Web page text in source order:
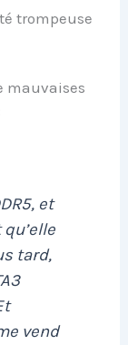
trompeuse
mauvaises
et
tard,
vend